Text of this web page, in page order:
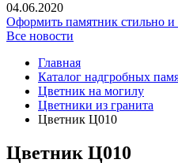
04.06.2020
Оформить памятник стильно
Все новости
Главная
Каталог надгробных
Цветник на могилу
Цветники из гранита
Цветник Ц010
Цветник Ц010